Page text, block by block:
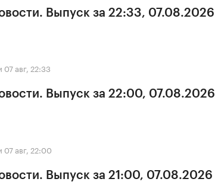
Выпуск за 22:33, 07.08.2026
07 авг, 22:33
Выпуск за 22:00, 07.08.2026
07 авг, 22:00
Выпуск за 21:00, 07.08.2026